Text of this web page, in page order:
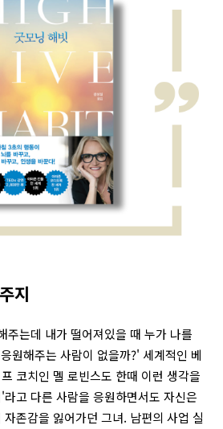
지
주는데 내가 떨어져있을 때 누가 나를
원해주는 사람이 없을까?' 세계적인 베
코치인 멜 로빈스도 한때 이런 생각을
고 다른 사람을 응원하면서도 자신은
존감을 잃어가던 그녀. 남편의 사업 실